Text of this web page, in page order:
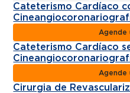
Cateterismo Cardíaco
Agende
Cateterismo Cardíaco
Agende
Cirurgia de